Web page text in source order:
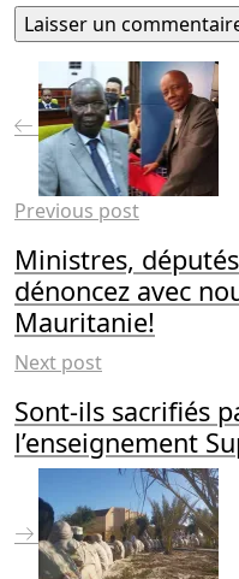
Previous post
Ministres,
dénoncez avec
Mauritanie!
Next post
Sont-ils sacrifiés
l’enseignement